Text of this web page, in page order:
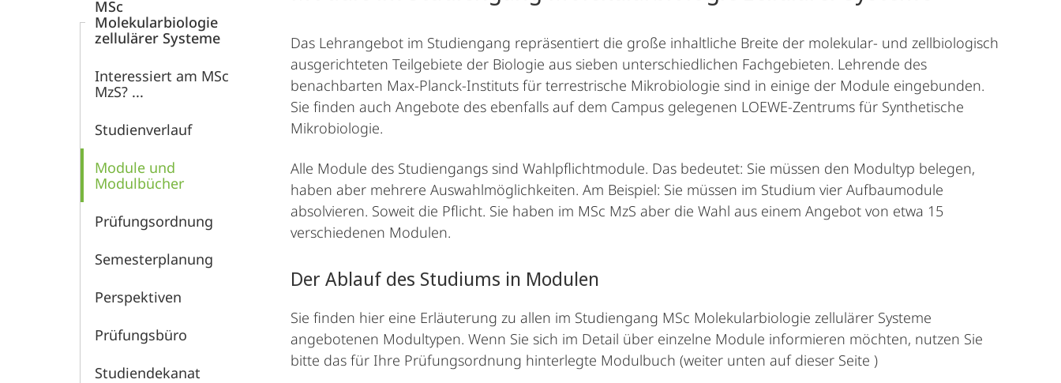
MSc
Molekularbiologie
zellulärer Systeme
Interessiert am MSc
MzS? ...
Studienverlauf
Module und
Modulbücher
Prüfungs­ordnung
Semester­­planung
Perspektiven
Prüfungsbüro
Studiendekanat
Das Lehrangebot im Studiengang repräsentiert die große inhaltliche Breite der molekular- und zellbiologisch
ausgerichteten Teilgebiete der Biologie aus sieben unterschiedlichen Fachgebieten. Lehrende des
benachbarten Max-Planck-Instituts für terrestrische Mikrobiologie sind in einige der Module eingebunden.
Sie finden auch Angebote des ebenfalls auf dem Campus gelegenen LOEWE-Zentrums für Synthetische
Mikrobiologie.
Alle Module des Studiengangs sind Wahlpflichtmodule. Das bedeutet: Sie müssen den Modultyp belegen,
haben aber mehrere Auswahlmöglichkeiten. Am Beispiel: Sie müssen im Studium vier Aufbaumodule
absolvieren. Soweit die Pflicht. Sie haben im MSc MzS aber die Wahl aus einem Angebot von etwa 15
verschiedenen Modulen.
Der Ablauf des Studiums in Modulen
Sie finden hier eine Erläuterung zu allen im Studiengang MSc Molekularbiologie zellulärer Systeme
angebotenen Modultypen. Wenn Sie sich im Detail über einzelne Module informieren möchten, nutzen Sie
bitte das für Ihre Prüfungsordnung hinterlegte Modulbuch (weiter unten auf dieser Seite )